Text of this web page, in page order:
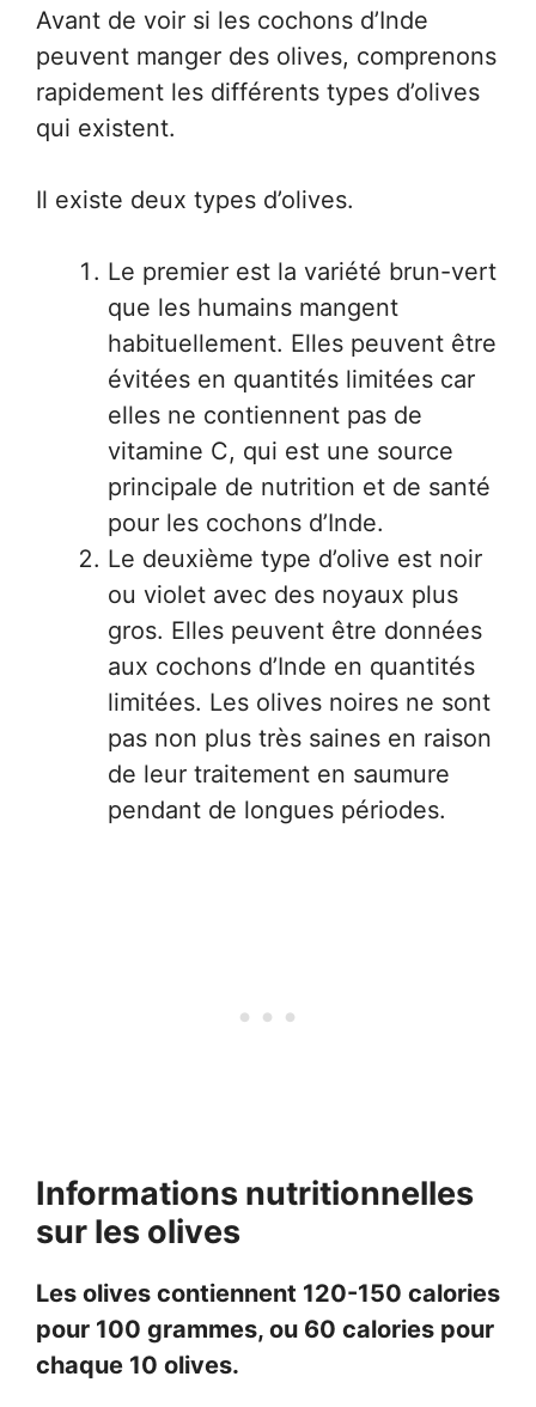
Avant de voir si les cochons d’Inde
peuvent manger des olives, comprenons
rapidement les différents types d’olives
qui existent.
Il existe deux types d’olives.
Le premier est la variété brun-vert
que les humains mangent
habituellement. Elles peuvent être
évitées en quantités limitées car
elles ne contiennent pas de
vitamine C, qui est une source
principale de nutrition et de santé
pour les cochons d’Inde.
Le deuxième type d’olive est noir
ou violet avec des noyaux plus
gros. Elles peuvent être données
aux cochons d’Inde en quantités
limitées. Les olives noires ne sont
pas non plus très saines en raison
de leur traitement en saumure
pendant de longues périodes.
Informations nutritionnelles
sur les olives
Les olives contiennent 120-150 calories
pour 100 grammes, ou 60 calories pour
chaque 10 olives.